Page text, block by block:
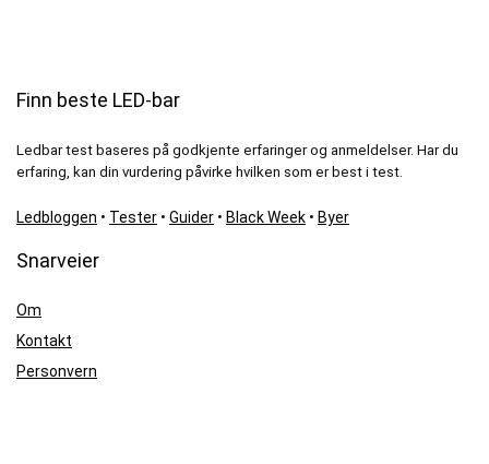
Finn beste LED-bar
Ledbar test baseres på godkjente erfaringer og anmeldelser. Har du
erfaring, kan din vurdering påvirke hvilken som er best i test.
Ledbloggen • Tester • Guider • Black Week • Byer
Snarveier
Om
Kontakt
Personvern